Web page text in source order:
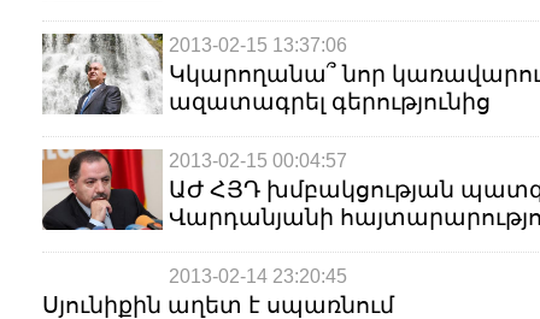
2013-02-15 13:37:06
Կկարողանա՞ նոր
ազատագրել գերությունից
2013-02-15 00:04:57
ԱԺ ՀՅԴ խմբակցության
Վարդանյանի
2013-02-14 23:20:45
Սյունիքին աղետ է սպառնում